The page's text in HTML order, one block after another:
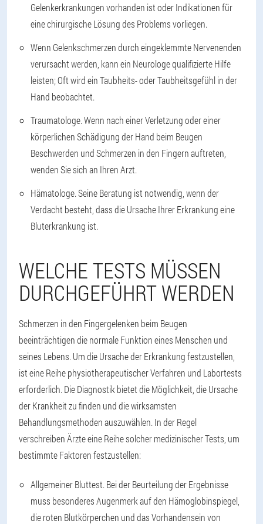
Gelenkerkrankungen vorhanden ist oder Indikationen für
eine chirurgische Lösung des Problems vorliegen.
Wenn Gelenkschmerzen durch eingeklemmte Nervenenden
verursacht werden, kann ein Neurologe qualifizierte Hilfe
leisten; Oft wird ein Taubheits- oder Taubheitsgefühl in der
Hand beobachtet.
Traumatologe. Wenn nach einer Verletzung oder einer
körperlichen Schädigung der Hand beim Beugen
Beschwerden und Schmerzen in den Fingern auftreten,
wenden Sie sich an Ihren Arzt.
Hämatologe. Seine Beratung ist notwendig, wenn der
Verdacht besteht, dass die Ursache Ihrer Erkrankung eine
Bluterkrankung ist.
WELCHE TESTS MÜSSEN
DURCHGEFÜHRT WERDEN
Schmerzen in den Fingergelenken beim Beugen
beeinträchtigen die normale Funktion eines Menschen und
seines Lebens. Um die Ursache der Erkrankung festzustellen,
ist eine Reihe physiotherapeutischer Verfahren und Labortests
erforderlich. Die Diagnostik bietet die Möglichkeit, die Ursache
der Krankheit zu finden und die wirksamsten
Behandlungsmethoden auszuwählen. In der Regel
verschreiben Ärzte eine Reihe solcher medizinischer Tests, um
bestimmte Faktoren festzustellen:
Allgemeiner Bluttest. Bei der Beurteilung der Ergebnisse
muss besonderes Augenmerk auf den Hämoglobinspiegel,
die roten Blutkörperchen und das Vorhandensein von